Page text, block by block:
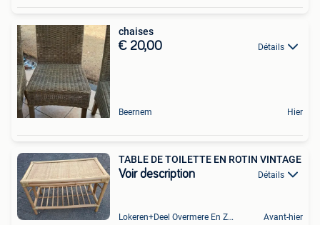
chaises
€ 20,00 Détails
Beernem Hier
TABLE DE TOILETTE EN ROTIN VINTAGE
Voir description Détails
Lokeren+Deel Overmere En Zele Avant-hier